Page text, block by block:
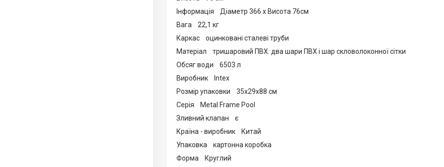
Інформація Діаметр 366 x Висота 76см
Вага 22,1 кг
Каркас оцинковані сталеві труби
Матеріал тришаровий ПВХ: два шари ПВХ і шар скловолоконної сітки
Обсяг води 6503 л
Виробник Intex
Розмір упаковки 35x29x88 см
Серія Metal Frame Pool
Зливний клапан є
Країна - виробник Китай
Упаковка картонна коробка
Форма Круглий